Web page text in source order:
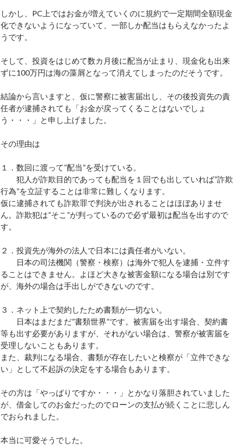
しかし、PC上ではお金が増えていくのに規約で一定期間全額現金
化できないようになっていて、一部しか配当はもらえなかったよ
うです。
そして、投資をはじめて数カ月後に配当が止まり、現金化も出来
ずに100万円は海の藻屑となって消えてしまったのだそうです。
結論から言いますと、仮に警察に被害届出し、その後投資先の責
任者が逮捕されても「お金が戻ってくることはないでしょ
う・・・」と申し上げました。
その理由は
１．数回に渡って”配当”を受けている。
犯人が詐欺目的であっても配当を１回でも出していれば”詐欺
行為”を立証することは非常に難しくなります。
仮に逮捕されても詐欺罪で判決が出されることはほぼありませ
ん。詐欺犯は”そこ”が判っているので必ず最初は配当を出すので
す。
２．投資先が海外の法人で日本には責任者がいない。
日本の司法機関（警察・検察）は海外で犯人を逮捕・立件す
ることはできません。よほど大きな被害金額になる場合は別です
が、海外の場合は手出しができないのです。
３．ネット上で契約したため書類が一切ない。
日本はまだまだ”書類世界”です。被害届を出す場合、契約書
等も出す必要がありますが、それがない場合は、警察が被害届を
受理しないこともあります。
また、裁判になる場合、書類が存在したいと検察が「立件できな
い」として不起訴の決定をする場合もあります。
その方は「やっぱりですか・・・」とかなり落胆されていました
が、借金してのお金だったのでローンの支払が続くことに悲しん
でおられました。
本当に可愛そうでした。